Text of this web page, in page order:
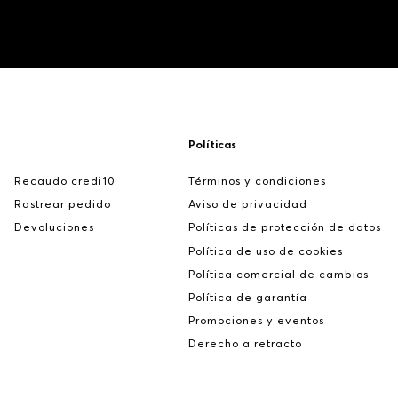
Recaudo credi10
Rastrear pedido
Devoluciones
Políticas
Términos y condiciones
Aviso de privacidad
Políticas de protección de datos
Política de uso de cookies
Política comercial de cambios
Política de garantía
Promociones y eventos
Derecho a retracto